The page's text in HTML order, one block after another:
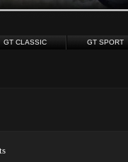
GT CLASSIC GT SPORT